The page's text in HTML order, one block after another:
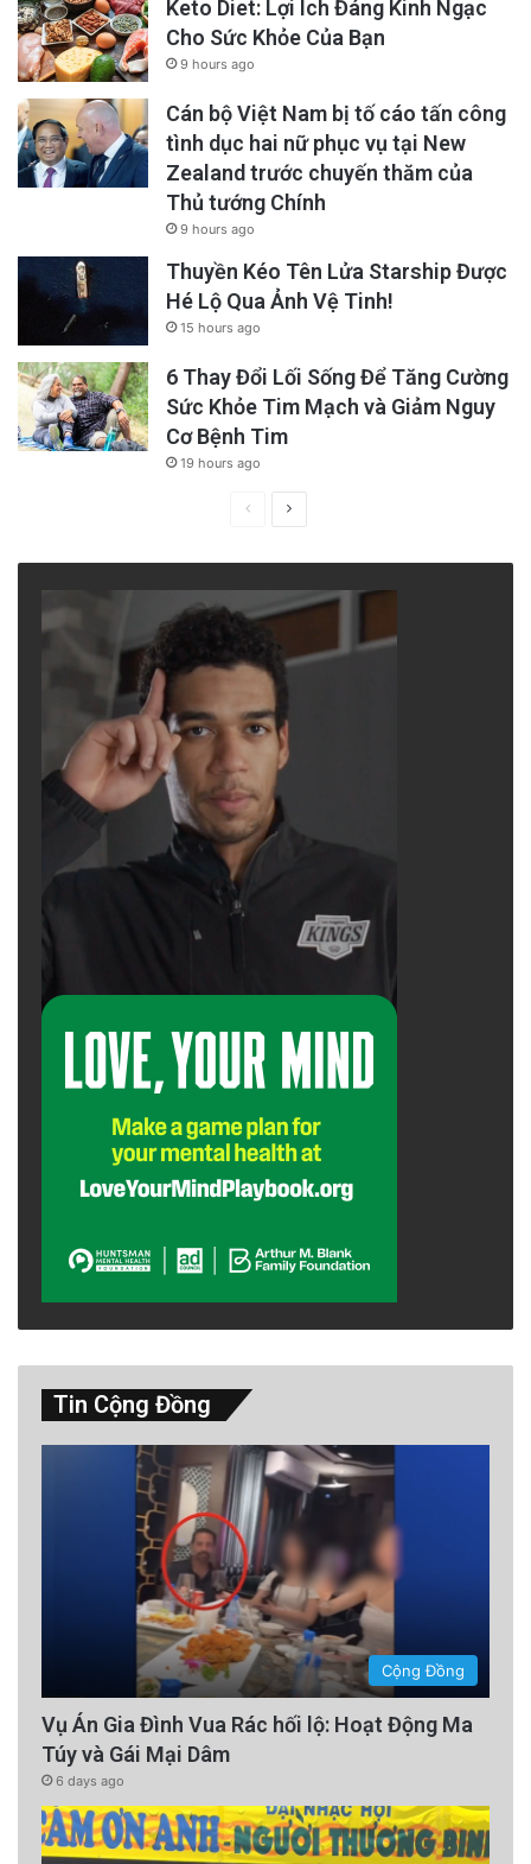
Keto Diet: Lợi Ích Đáng Kinh Ngạc
Cho Sức Khỏe Của Bạn
9 hours ago
Cán bộ Việt Nam bị tố cáo tấn công
tình dục hai nữ phục vụ tại New
Zealand trước chuyến thăm của
Thủ tướng Chính
9 hours ago
Thuyền Kéo Tên Lửa Starship Được
Hé Lộ Qua Ảnh Vệ Tinh!
15 hours ago
6 Thay Đổi Lối Sống Để Tăng Cường
Sức Khỏe Tim Mạch và Giảm Nguy
Cơ Bệnh Tim
19 hours ago
PreviousNext
Tin Cộng Đồng
Cộng Đồng
Vụ Án Gia Đình Vua Rác hối lộ: Hoạt Động Ma
Túy và Gái Mại Dâm
6 days ago